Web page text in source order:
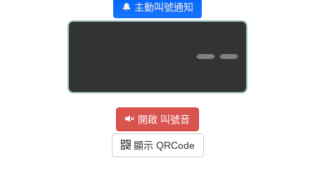
🔔 主動叫號通知
--
開啟 叫號音
顯示 QRCode